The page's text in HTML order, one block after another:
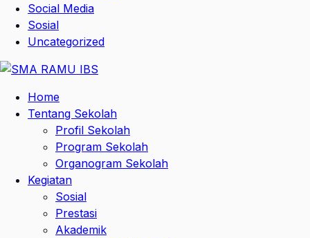
Social Media
Sosial
Uncategorized
Home
Tentang Sekolah
Profil Sekolah
Program Sekolah
Organogram Sekolah
Kegiatan
Sosial
Prestasi
Akademik